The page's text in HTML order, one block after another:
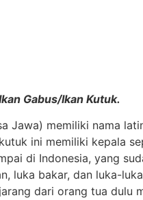
Gabus/Ikan Kutuk.
Jawa) memiliki nama
ini memiliki kepala
di Indonesia, yang
luka bakar, dan luka-
dari orang tua dulu